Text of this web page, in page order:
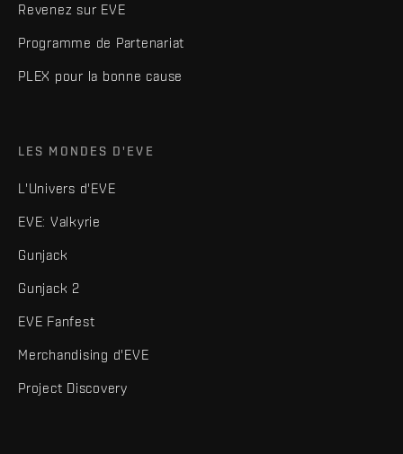
Revenez sur EVE
Programme de Partenariat
PLEX pour la bonne cause
LES MONDES D'EVE
L'Univers d'EVE
EVE: Valkyrie
Gunjack
Gunjack 2
EVE Fanfest
Merchandising d'EVE
Project Discovery